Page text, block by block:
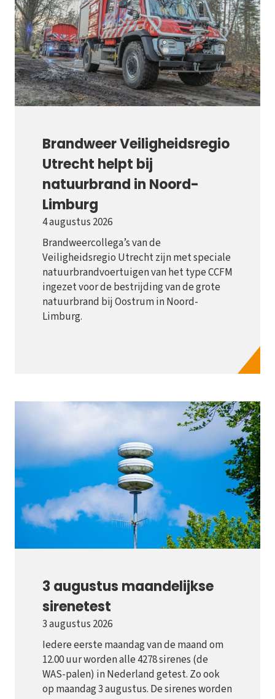
Brandweer Veiligheidsregio
Utrecht helpt bij
natuurbrand in Noord-
Limburg
4 augustus 2026
Brandweercollega’s van de
Veiligheidsregio Utrecht zijn met speciale
natuurbrandvoertuigen van het type CCFM
ingezet voor de bestrijding van de grote
natuurbrand bij Oostrum in Noord-
Limburg.
3 augustus maandelijkse
sirenetest
3 augustus 2026
Iedere eerste maandag van de maand om
12.00 uur worden alle 4278 sirenes (de
WAS-palen) in Nederland getest. Zo ook
op maandag 3 augustus. De sirenes worden